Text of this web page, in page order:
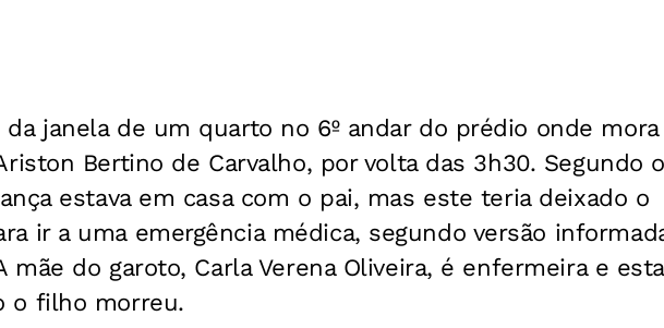
janela de um quarto no 6º andar do prédio onde mora
Bertino de Carvalho, por volta das 3h30. Segundo
estava em casa com o pai, mas este teria deixado o
ir a uma emergência médica, segundo versão
mãe do garoto, Carla Verena Oliveira, é enfermeira e
o filho morreu.